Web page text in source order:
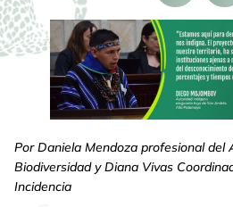
Por Daniela Mendoza profesional del
Biodiversidad y Diana Vivas
Incidencia